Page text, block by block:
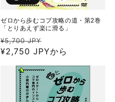
ゼロから歩むコブ攻略の道・第2巻
「とりあえず楽に滑る」
通
常
¥5,700 JPY
ー
価
格
¥2,750 JPYから